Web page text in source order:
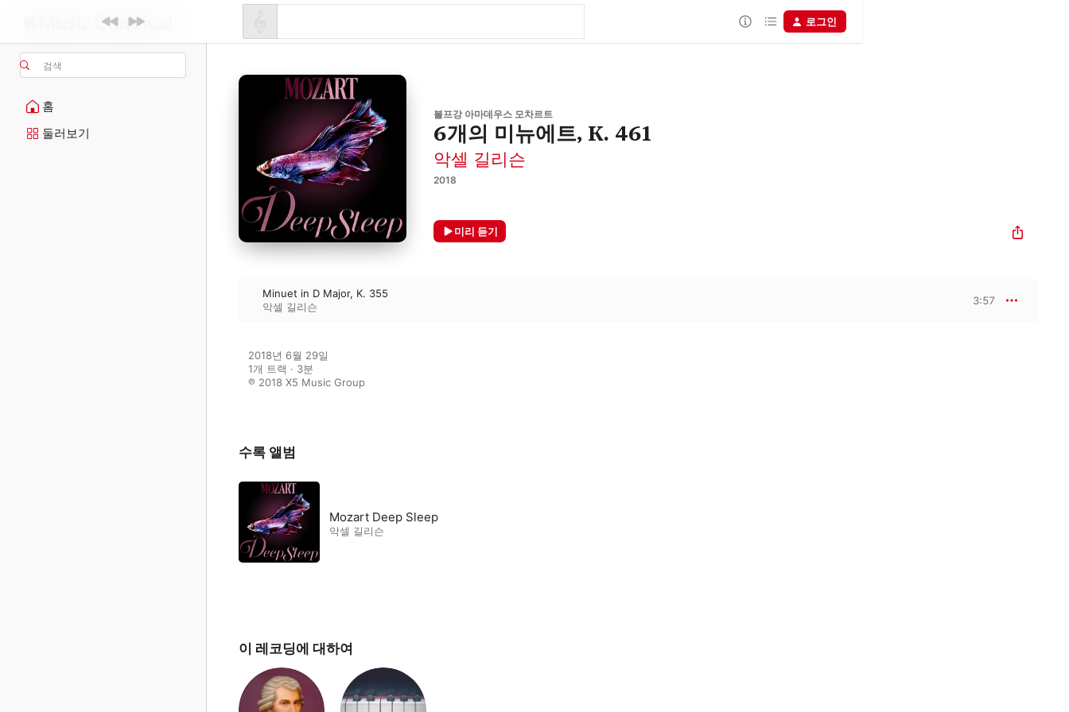
검색
홈
둘러보기
로그인
볼프강 아마데우스 모차르트
6개의 미뉴에트, K. 461
악셀 길리슨
2018
미리 듣기
Minuet in D Major, K. 355
악셀 길리슨
3:57
2018년 6월 29일
1개 트랙 · 3분
℗ 2018 X5 Music Group
수록 앨범
Mozart Deep Sleep
악셀 길리슨
이 레코딩에 대하여